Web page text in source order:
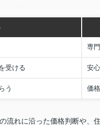
専
受ける 安
う 価
流れに沿った価格判断や、